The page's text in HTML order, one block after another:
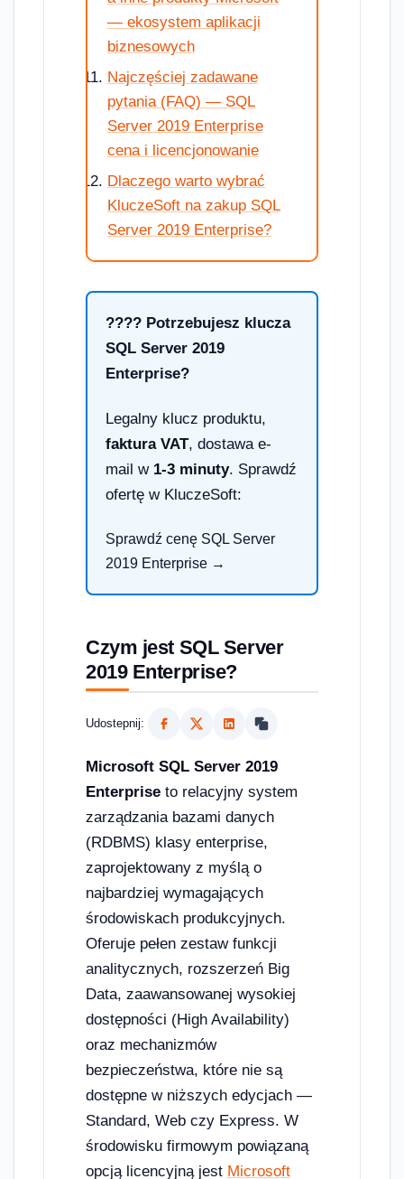
— ekosystem aplikacji
biznesowych
Najczęściej zadawane
pytania (FAQ) — SQL
Server 2019 Enterprise
cena i licencjonowanie
Dlaczego warto wybrać
KluczeSoft na zakup SQL
Server 2019 Enterprise?
???? Potrzebujesz klucza
SQL Server 2019
Enterprise?
Legalny klucz produktu,
faktura VAT, dostawa e-
mail w 1-3 minuty. Sprawdź
ofertę w KluczeSoft:
Sprawdź cenę SQL Server
2019 Enterprise →
Czym jest SQL Server
2019 Enterprise?
Udostepnij:
Microsoft SQL Server 2019
Enterprise to relacyjny system
zarządzania bazami danych
(RDBMS) klasy enterprise,
zaprojektowany z myślą o
najbardziej wymagających
środowiskach produkcyjnych.
Oferuje pełen zestaw funkcji
analitycznych, rozszerzeń Big
Data, zaawansowanej wysokiej
dostępności (High Availability)
oraz mechanizmów
bezpieczeństwa, które nie są
dostępne w niższych edycjach —
Standard, Web czy Express. W
środowisku firmowym powiązaną
opcją licencyjną jest Microsoft